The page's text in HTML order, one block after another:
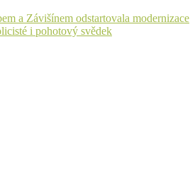
a Závišínem odstartovala modernizace
i pohotový svědek